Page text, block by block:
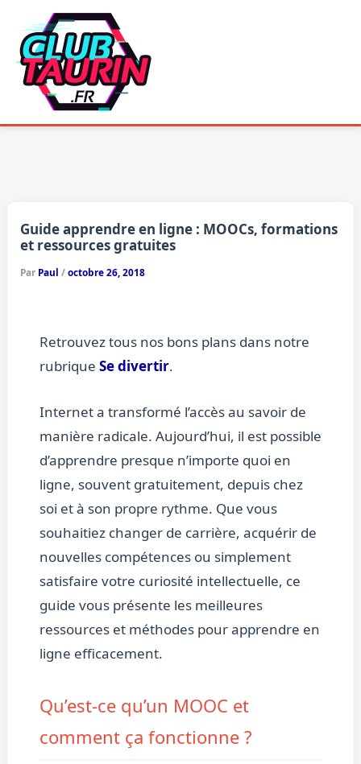
contenu
Guide apprendre en ligne : MOOCs, formations
et ressources gratuites
Par Paul /octobre 26, 2018
Retrouvez tous nos bons plans dans notre
rubrique Se divertir.
Internet a transformé l’accès au savoir de
manière radicale. Aujourd’hui, il est possible
d’apprendre presque n’importe quoi en
ligne, souvent gratuitement, depuis chez
soi et à son propre rythme. Que vous
souhaitiez changer de carrière, acquérir de
nouvelles compétences ou simplement
satisfaire votre curiosité intellectuelle, ce
guide vous présente les meilleures
ressources et méthodes pour apprendre en
ligne efficacement.
Qu’est-ce qu’un MOOC et
comment ça fonctionne ?